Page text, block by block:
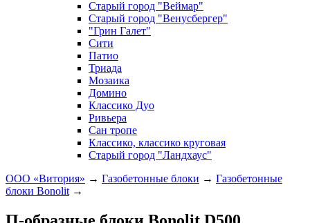
Старый город "Веймар"
Старый город "Венусбергер"
"Грин Галет"
Сити
Патио
Триада
Мозаика
Домино
Классико Дуо
Ривьера
Сан тропе
Классико, классико круговая
Старый город "Ландхаус"
ООО «Витория» → Газобетонные блоки → Газобетонные
блоки Bonolit →